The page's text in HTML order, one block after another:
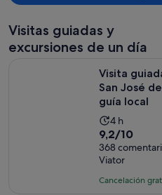
Visitas guiadas y
excursiones de un día
Visita
San José
guía local
La
duración
de
la
actividad
4 h
9.2
sobre
10
con
9,2/10
368
Viator
Cancelación